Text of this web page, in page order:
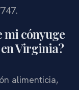
mi cónyuge
Virginia?
alimenticia,